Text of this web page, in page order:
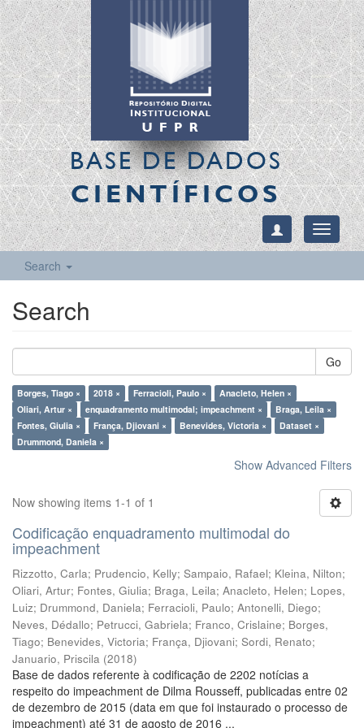
BASE DE DADOS
CIENTÍFICOS
Toggle
Search
Search
Go
Borges, Tiago × 2018 × Ferracioli, Paulo ×
Anacleto, Helen ×
Oliari, Artur ×
enquadramento multimodal; impeachment ×
Braga, Leila ×
Fontes, Giulia ×
França, Djiovani × Benevides, Victoria ×
Dataset ×
Drummond, Daniela ×
Show Advanced Filters
Now showing items 1-1 of 1
Codificação enquadramento multimodal do
impeachment
Rizzotto, Carla; Prudencio, Kelly; Sampaio, Rafael; Kleina, Nilton;
Oliari, Artur; Fontes, Giulia; Braga, Leila; Anacleto, Helen; Lopes,
Luiz; Drummond, Daniela; Ferracioli, Paulo; Antonelli, Diego;
Neves, Dédallo; Petrucci, Gabriela; Franco, Crislaine; Borges,
Tiago; Benevides, Victoria; França, Djiovani; Sordi, Renato;
Januario, Priscila (2018)
Base de dados referente à codificação de 2202 notícias a
respeito do impeachment de Dilma Rousseff, publicadas entre 02
de dezembro de 2015 (data em que foi instaurado o processo de
impeachment) até 31 de agosto de 2016 ...